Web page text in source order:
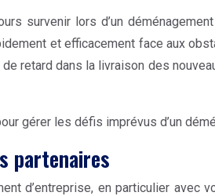
survenir lors d’un
et efficacement face aux
retard dans la livraison des
gérer les défis imprévus d’un
partenaires
d’entreprise, en particulier